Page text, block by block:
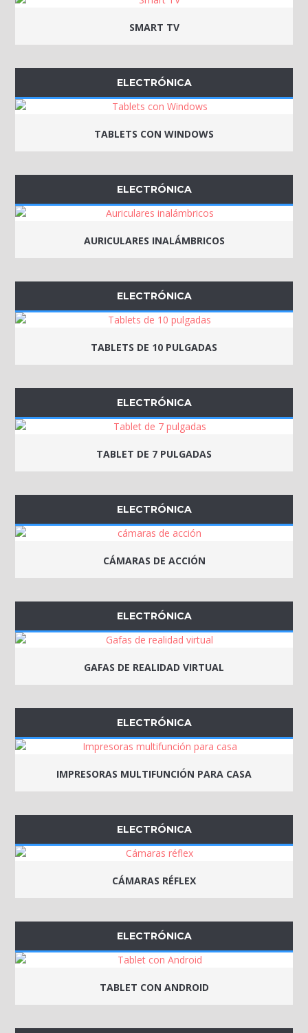
SMART TV
ELECTRÓNICA
TABLETS CON WINDOWS
ELECTRÓNICA
AURICULARES INALÁMBRICOS
ELECTRÓNICA
TABLETS DE 10 PULGADAS
ELECTRÓNICA
TABLET DE 7 PULGADAS
ELECTRÓNICA
CÁMARAS DE ACCIÓN
ELECTRÓNICA
GAFAS DE REALIDAD VIRTUAL
ELECTRÓNICA
IMPRESORAS MULTIFUNCIÓN PARA CASA
ELECTRÓNICA
CÁMARAS RÉFLEX
ELECTRÓNICA
TABLET CON ANDROID